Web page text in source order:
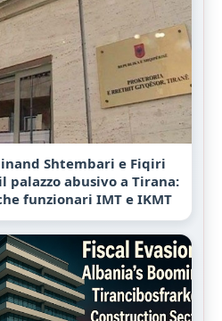
Shtembari e Fiqiri
palazzo abusivo a Tirana:
funzionari IMT e IKMT